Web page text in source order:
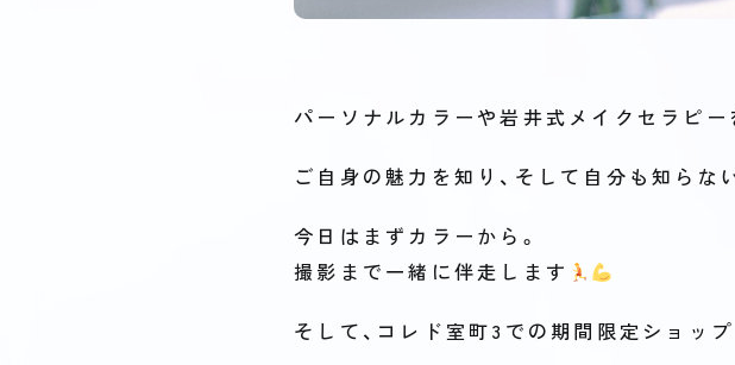
パーソナルカラーや岩井式メイクセラピ
ご自身の魅力を知り、そして自分も知らな
今日はまずカラーから。
撮影まで一緒に伴走します
そして、コレド室町3での期間限定ショップ